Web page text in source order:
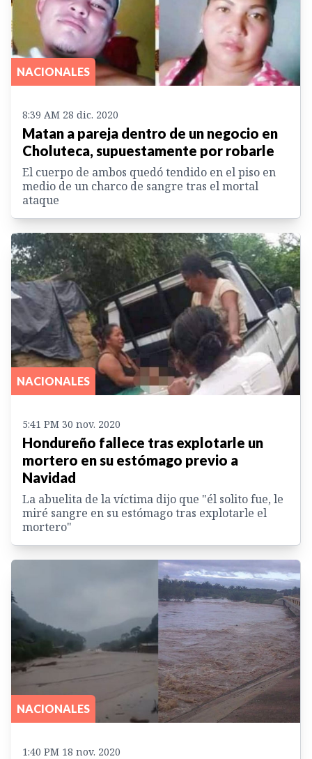
NACIONALES
8:39 AM 28 dic. 2020
Matan a pareja dentro de un negocio en
Choluteca, supuestamente por robarle
El cuerpo de ambos quedó tendido en el piso en
medio de un charco de sangre tras el mortal
ataque
NACIONALES
5:41 PM 30 nov. 2020
Hondureño fallece tras explotarle un
mortero en su estómago previo a
Navidad
La abuelita de la víctima dijo que "él solito fue, le
miré sangre en su estómago tras explotarle el
mortero"
NACIONALES
1:40 PM 18 nov. 2020